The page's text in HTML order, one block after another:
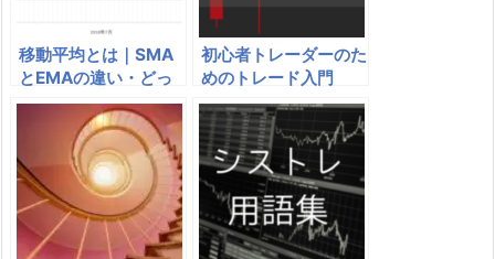
移動平均とは｜SMA
とEMAの違い・どっ
ちが良い？単純移動平
均と指数平滑移動平均
初心者トレーダーのた
めのトレード入門